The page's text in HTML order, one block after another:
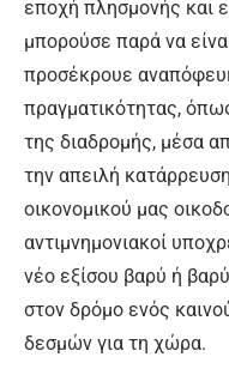
εποχή πλησμονής και
μπορούσε παρά να
προσέκρουε
πραγματικότητας,
της διαδρομής, μέσα
την απειλή
οικονομικού μας
αντιμνημονιακοί
νέο εξίσου βαρύ ή
στον δρόμο ενός
δεσμών για τη χώρα.